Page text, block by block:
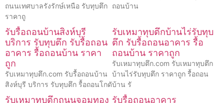
ถนนเทศบาลรังรักษ์เหนือ รับทุบตึก
ราคาถู
ถอนบ้าน
รับรื้อถอนบ้านสิงห์บุรี
บริการ รับทุบตึก รับรื้อถอน
อาคาร รื้อถอนบ้าน ราคา
ถูก
รับเหมาทุบตึก.com รับรื้อถอนบ้าน
สิงห์บุรี บริการ รับทุบตึก รื้อถอนโกดั
รับเหมาทุบตึกบ้านไร่รับทุบ
ตึก รับรื้อถอนอาคาร รื้อ
ถอนบ้าน ราคาถูก
รับเหมาทุบตึก.com รับเหมาทุบตึก
บ้านไร่รับทุบตึก ราคาถูก รื้อถอน
บ้าน รั
รับเหมาทุบตึกถนนจอมทอง รับรื้อถอนอาคาร